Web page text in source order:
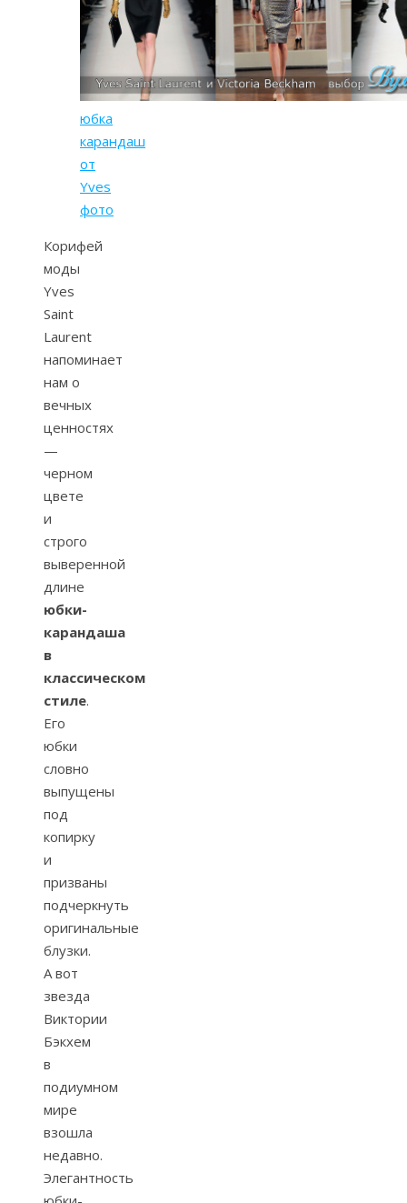
юбка
карандаш
от
Yves
фото
Корифей
моды
Yves
Saint
Laurent
напоминает
нам о
вечных
ценностях
—
черном
цвете
и
строго
выверенной
длине
юбки-
карандаша
в
классическом
стиле.
Его
юбки
словно
выпущены
под
копирку
и
призваны
подчеркнуть
оригинальные
блузки.
А вот
звезда
Виктории
Бэкхем
в
подиумном
мире
взошла
недавно.
Элегантность